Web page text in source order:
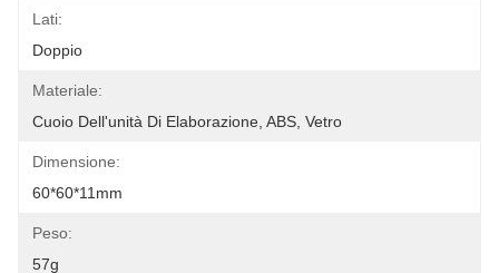
Lati:
Doppio
Materiale:
Cuoio Dell'unità Di Elaborazione, ABS, Vetro
Dimensione:
60*60*11mm
Peso:
57g